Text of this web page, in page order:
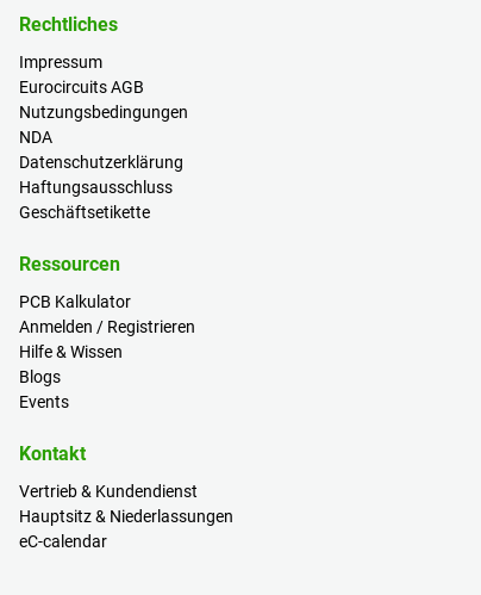
Rechtliches
Impressum
Eurocircuits AGB
Nutzungsbedingungen
NDA
Datenschutzerklärung
Haftungsausschluss
Geschäftsetikette
Ressourcen
PCB Kalkulator
Anmelden / Registrieren
Hilfe & Wissen
Blogs
Events
Kontakt
Vertrieb & Kundendienst
Hauptsitz & Niederlassungen
eC-calendar